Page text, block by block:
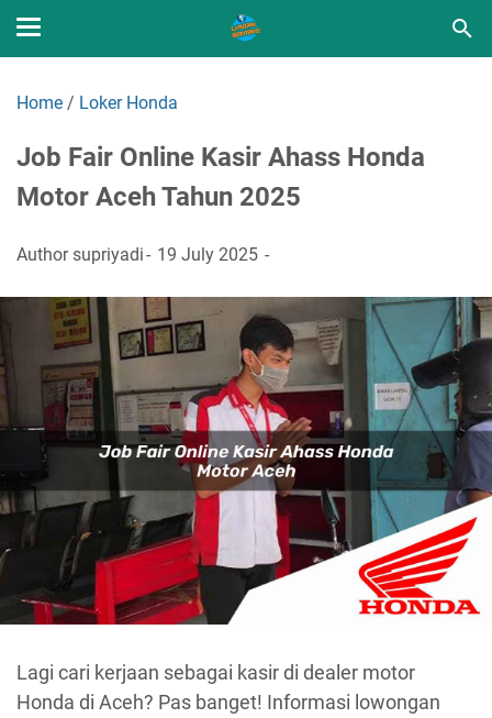
Home / Loker Honda
Job Fair Online Kasir Ahass Honda
Motor Aceh Tahun 2025
Authorsupriyadi 19 July 2025
Lagi cari kerjaan sebagai kasir di dealer motor
Honda di Aceh? Pas banget! Informasi lowongan